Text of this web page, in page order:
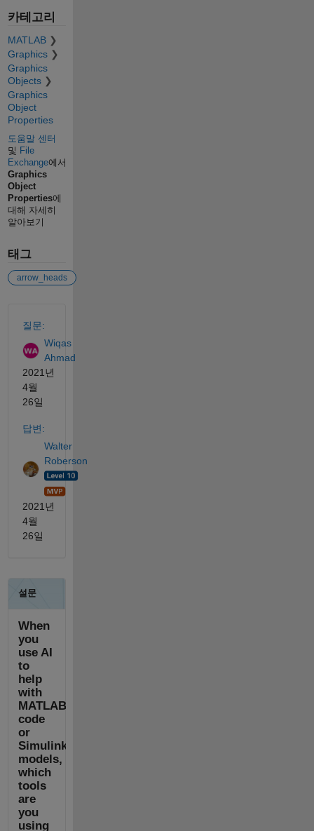
카테고리
MATLAB
Graphics
Graphics
Objects
Graphics
Object
Properties
도움말 센터
및 File
Exchange에서
Graphics
Object
Properties에
대해 자세히
알아보기
태그
arrow_heads
질문:
Wiqas
Ahmad
2021년
4월
26일
답변:
Walter
Roberson
2021년
4월
26일